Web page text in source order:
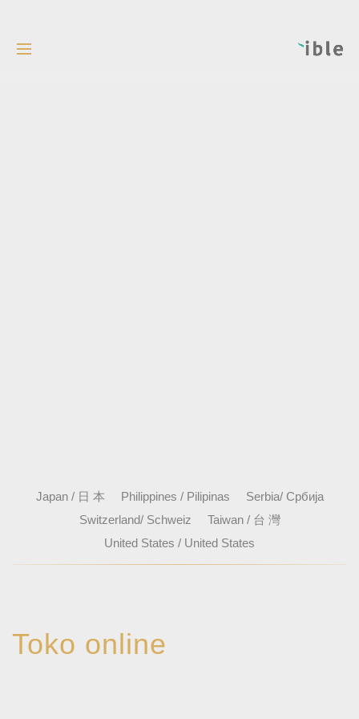
Japan / 日 本 Philippines / Pilipinas
Serbia/ Србија
Switzerland/ Schweiz
Taiwan / 台 灣
United States / United States
Toko online